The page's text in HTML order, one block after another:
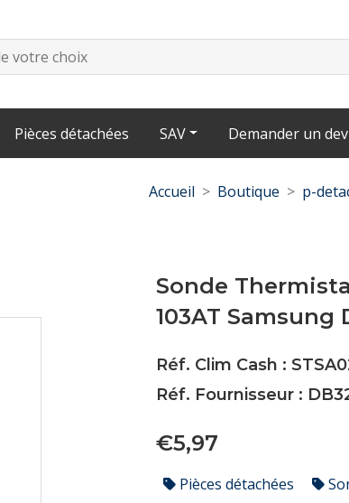
Pièces détachées SAV Demander un
Accueil Boutique p-
Sonde
103AT Samsung
Réf. Clim Cash :
Réf. Fournisseur :
€5,97
Pièces détachées